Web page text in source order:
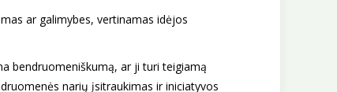
ar galimybes, vertinamas idėjos
bendruomeniškumą, ar ji turi teigiamą
narių įsitraukimas ir iniciatyvos